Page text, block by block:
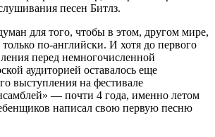
песен Битлз.
для того, чтобы в этом, другом мире,
по-английски. И хотя до первого
перед немногочисленной
аудиторией оставалось еще
выступления на фестивале
— почти 4 года, именно летом
написал свою первую песню